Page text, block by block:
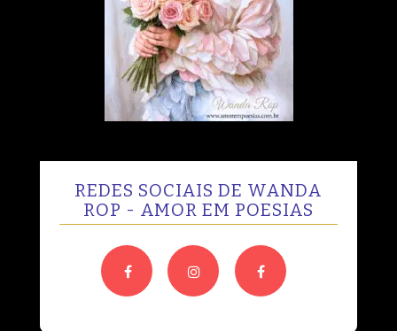
REDES SOCIAIS DE WANDA
ROP - AMOR EM POESIAS